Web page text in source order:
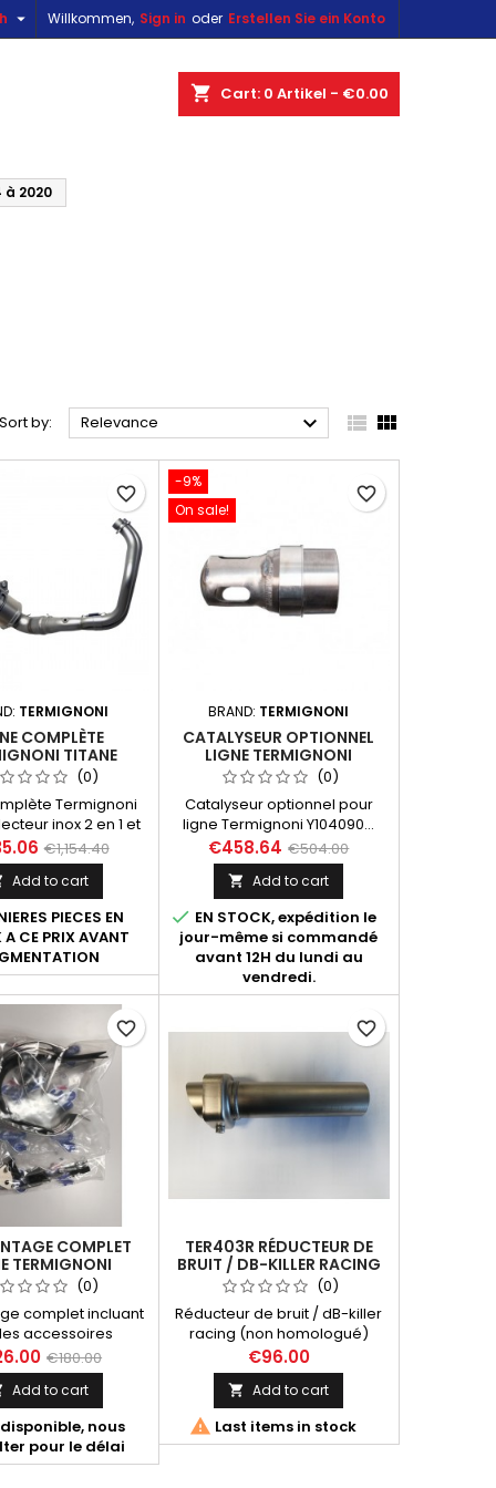
Willkommen, Sign in oder Erstellen Sie ein Konto

shopping_cart Cart: 0 Artikel - €0.00
à 2020
Sort by: Relevance   
TERMIGNONI
COMPLÈTE
TITANE
MT-07 (2014-
XSR 700 (2015-
2022)
(0)
Termignoni
inox 2 en 1 et
design "Relevance"
titane / carbone
MT-07 de 2014 à
2022 et XSR 700
2020 et 2021-2022.
EURO 4 avec
Y104CAT (vendu
MT 07 2014-
2022 (Euro5);
XSR 700 2015-2020
et...
€1,154.40
Add to cart
PIECES EN
CE PRIX AVANT
favorite_border
-9%
On sale!
BRAND: TERMIGNONI
CATALYSEUR OPTIONNEL
LIGNE TERMIGNONI
Y104090...(0)
Catalyseur optionnel pour
ligne Termignoni Y104090...
destinée aux Yamaha MT-07
(toutes années), XSR 700
(toutes années). Fourni avec
notice d'installation et
certificat d'homologation Euro
4.
€458.64 €504.00
 Add to cart
 EN STOCK, expédition le
jour-même si commandé
avant 12H du lundi au
vendredi.
favorite_border
COMPLET
TERMIGNONI
Y104090...(0)
complet incluant
accessoires
pour les lignes
destinées aux
MT07, Tracer, XSR,
suivantes
Y104090CVB,
Y104090TV.
€180.00
Add to cart
nous
pour le délai
favorite_border
TER403R RÉDUCTEUR DE
BRUIT / DB-KILLER RACING
(0)
Réducteur de bruit / dB-killer
racing (non homologué)
Dimensions : - Insert 55 x 52.5
mm - Longueur 170 mm
€96.00
 Add to cart
 Last items in stock
favorite_border